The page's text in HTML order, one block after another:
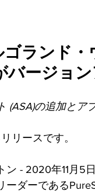
ゴランド
バージョ
(ASA)の追加と
リースです。
- 2020年11月5
ダーである